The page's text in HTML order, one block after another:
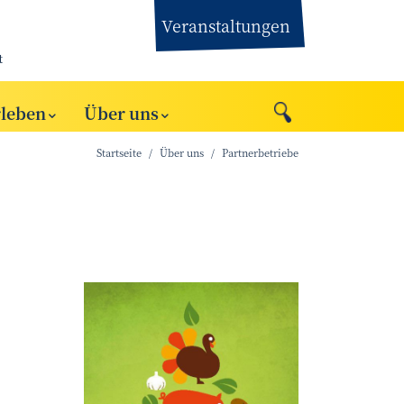
Veranstaltungen
Über uns
Startseite Über uns Partnerbetriebe
Rameder